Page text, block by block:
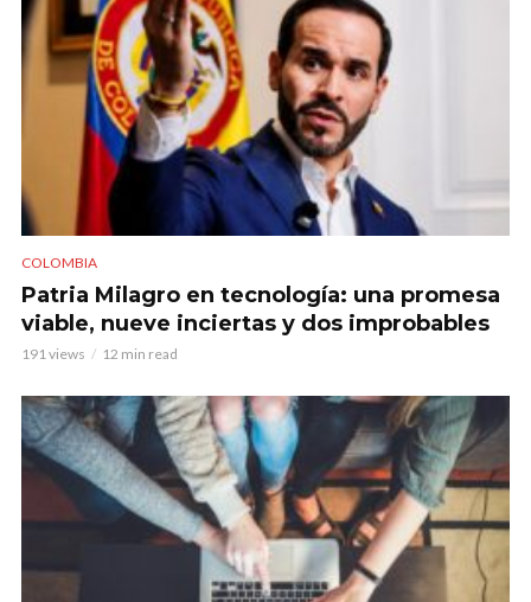
COLOMBIA
Patria Milagro en tecnología: una promesa
viable, nueve inciertas y dos improbables
191 views 12 min read